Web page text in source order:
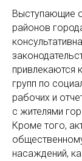
Выступающие
районов
привлекаются
групп по
рабочих и
с жителями
Кроме того,
насаждений,